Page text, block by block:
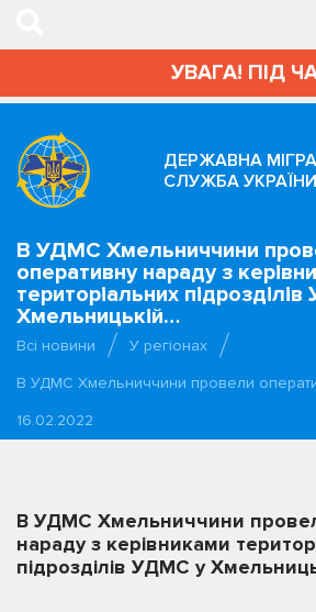
УВАГА! ПІД
ДЕРЖАВНА
СЛУЖБА УКРАЇНИ
В УДМС Хмельниччини
оперативну нараду з
територіальних
Хмельницькій…
Всі новини
У регіонах
В УДМС Хмельниччини провели
16.02.2022
В УДМС Хмельниччини
нараду з керівниками
підрозділів УДМС у